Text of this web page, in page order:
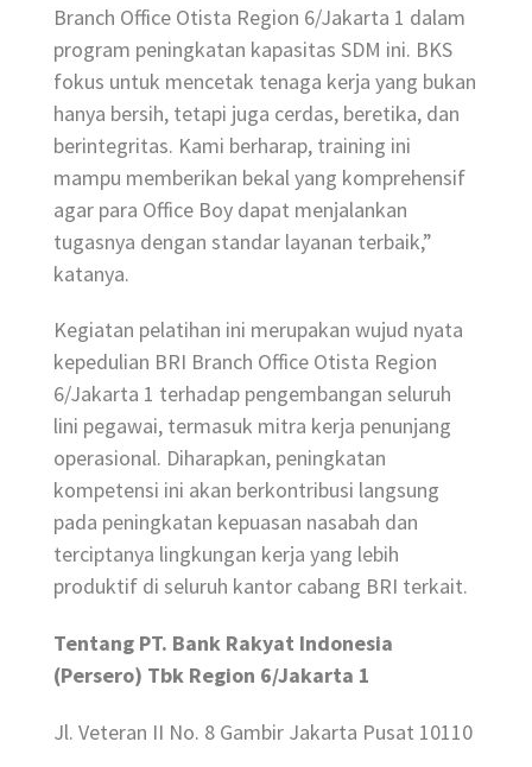
Branch Office Otista Region 6/Jakarta 1 dalam
program peningkatan kapasitas SDM ini. BKS
fokus untuk mencetak tenaga kerja yang bukan
hanya bersih, tetapi juga cerdas, beretika, dan
berintegritas. Kami berharap, training ini
mampu memberikan bekal yang komprehensif
agar para Office Boy dapat menjalankan
tugasnya dengan standar layanan terbaik,”
katanya.
Kegiatan pelatihan ini merupakan wujud nyata
kepedulian BRI Branch Office Otista Region
6/Jakarta 1 terhadap pengembangan seluruh
lini pegawai, termasuk mitra kerja penunjang
operasional. Diharapkan, peningkatan
kompetensi ini akan berkontribusi langsung
pada peningkatan kepuasan nasabah dan
terciptanya lingkungan kerja yang lebih
produktif di seluruh kantor cabang BRI terkait.
Tentang PT. Bank Rakyat Indonesia
(Persero) Tbk Region 6/Jakarta 1
Jl. Veteran II No. 8 Gambir Jakarta Pusat 10110